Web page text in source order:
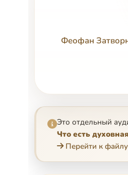
Феофан
Это отдельный
Что есть
Перейти к